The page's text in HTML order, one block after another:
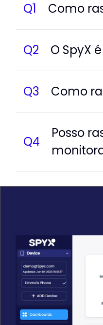
Q1 Como
Q2 O SpyX
Q3 Como
Q4
Posso